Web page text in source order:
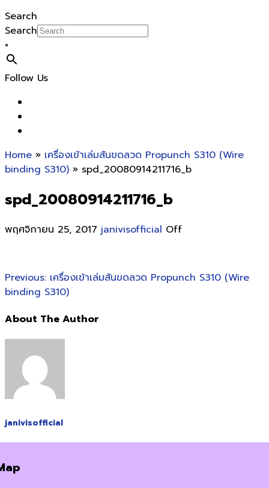
Search
Search
×
Follow Us
Home » เครื่องเข้าเล่มสันขดลวด Propunch S310 (Wire
binding S310) » spd_20080914211716_b
spd_20080914211716_b
พฤศจิกายน 25, 2017 janivisofficial Off
Previous: เครื่องเข้าเล่มสันขดลวด Propunch S310 (Wire
binding S310)
About The Author
janivisofficial